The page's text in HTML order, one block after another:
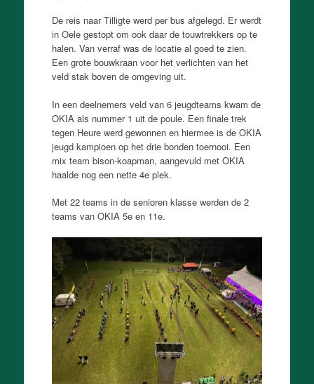
De reis naar Tilligte werd per bus afgelegd. Er werdt
in Oele gestopt om ook daar de touwtrekkers op te
halen. Van verraf was de locatie al goed te zien.
Een grote bouwkraan voor het verlichten van het
veld stak boven de omgeving uit.
In een deelnemers veld van 6 jeugdteams kwam de
OKIA als nummer 1 uit de poule. Een finale trek
tegen Heure werd gewonnen en hiermee is de OKIA
jeugd kampioen op het drie bonden toernooi. Een
mix team bison-koapman, aangevuld met OKIA
haalde nog een nette 4e plek.
Met 22 teams in de senioren klasse werden de 2
teams van OKIA 5e en 11e.